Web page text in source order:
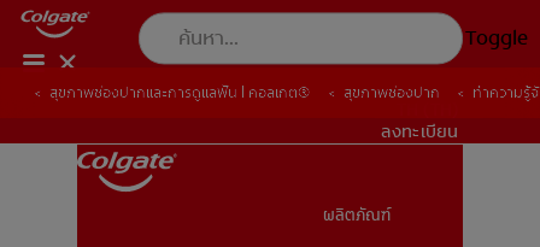
Toggle
ลงทะเบียน
ผลิตภัณฑ์
สุขภาพช่องปากและการดูแลฟัน | คอลเกต® สุขภาพช่องปาก ทำความ